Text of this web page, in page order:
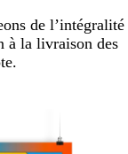
de l’intégralité
à la livraison des